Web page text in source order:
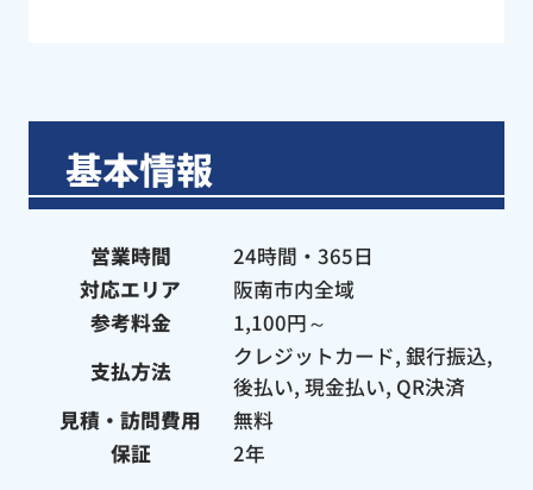
基本情報
営業時間
24時間・365日
対応エリア
阪南市内全域
参考料金
1,100円～
支払方法
クレジットカード, 銀行振込,
後払い, 現金払い, QR決済
見積・訪問費用
無料
保証
2年